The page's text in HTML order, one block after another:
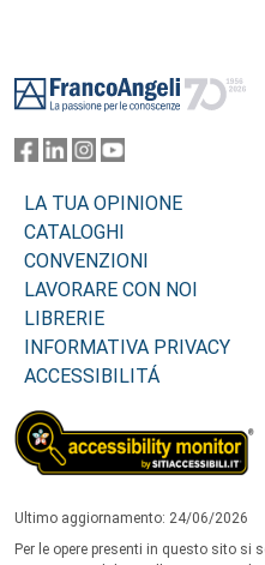
LA TUA OPINIONE
CATALOGHI
CONVENZIONI
LAVORARE CON NOI
LIBRERIE
INFORMATIVA PRIVACY
ACCESSIBILITÁ
Ultimo aggiornamento: 24/06/2026
Per le opere presenti in questo sito